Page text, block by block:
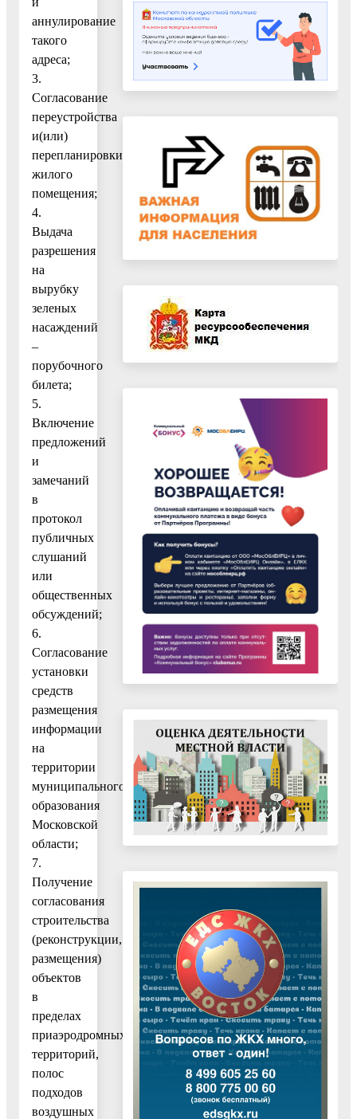
аннулирование
такого
адреса;
3.
Согласование
переустройства
и(или)
перепланировки
жилого
помещения;
4.
Выдача
разрешения
на
вырубку
зеленых
насаждений
–
порубочного
билета;
5.
Включение
предложений
и
замечаний
в
протокол
публичных
слушаний
или
общественных
обсуждений;
6.
Согласование
установки
средств
размещения
информации
на
территории
муниципального
образования
Московской
области;
7.
Получение
согласования
строительства
(реконструкции,
размещения)
объектов
в
пределах
приаэродромных
территорий,
полос
подходов
воздушных